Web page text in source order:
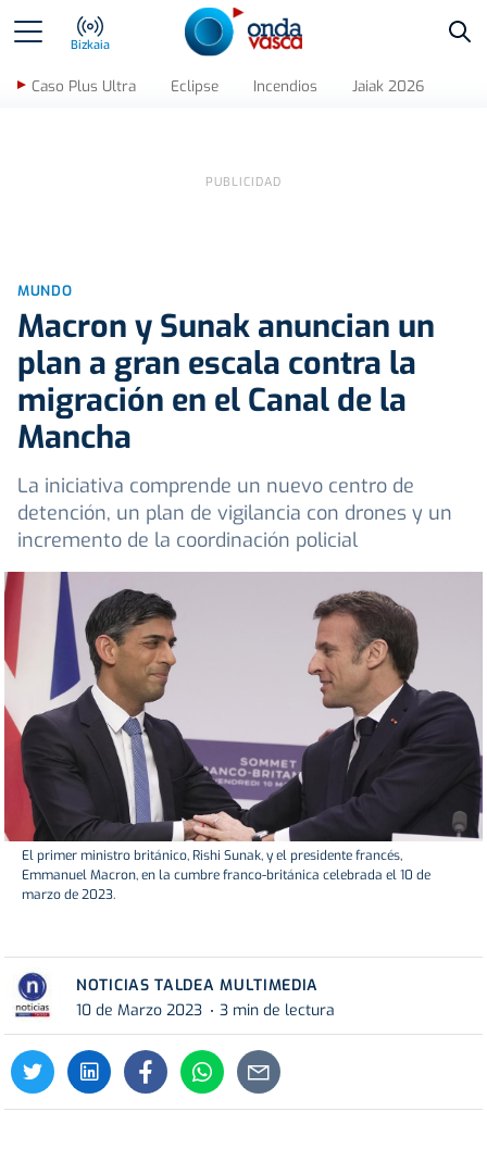
Bizkaia
Caso Plus Ultra Eclipse Incendios Jaiak 2026
MUNDO
Macron y Sunak anuncian un
plan a gran escala contra la
migración en el Canal de la
Mancha
La iniciativa comprende un nuevo centro de
detención, un plan de vigilancia con drones y un
incremento de la coordinación policial
El primer ministro británico, Rishi Sunak, y el presidente francés,
Emmanuel Macron, en la cumbre franco-británica celebrada el 10 de
marzo de 2023.
NOTICIAS TALDEA MULTIMEDIA
10 de Marzo 2023
3 min de lectura